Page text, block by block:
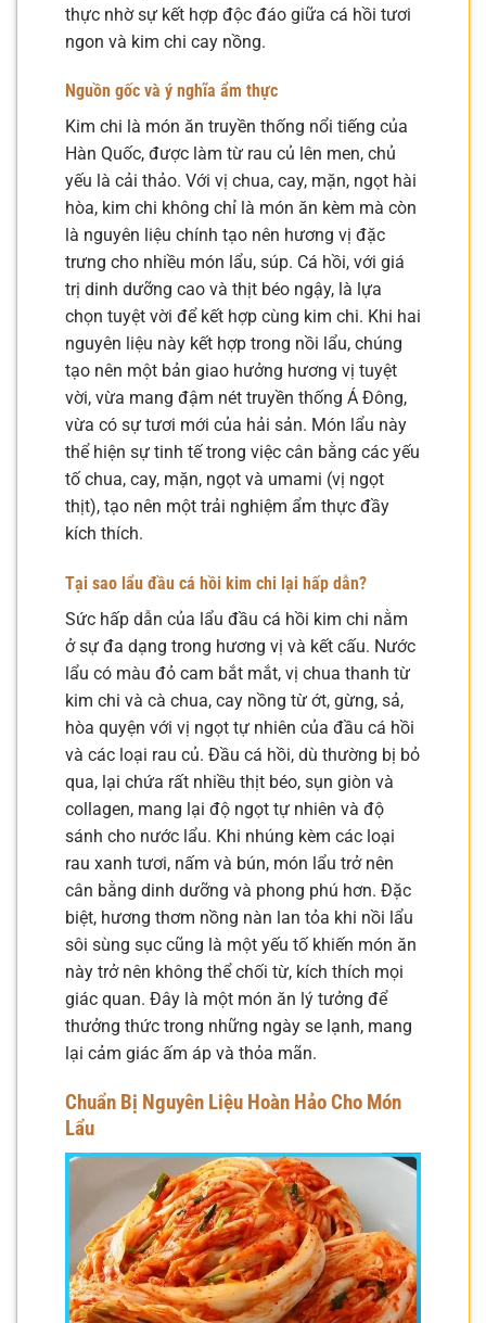
thực nhờ sự kết hợp độc đáo giữa cá hồi tươi
ngon và kim chi cay nồng.
Nguồn gốc và ý nghĩa ẩm thực
Kim chi là món ăn truyền thống nổi tiếng của
Hàn Quốc, được làm từ rau củ lên men, chủ
yếu là cải thảo. Với vị chua, cay, mặn, ngọt hài
hòa, kim chi không chỉ là món ăn kèm mà còn
là nguyên liệu chính tạo nên hương vị đặc
trưng cho nhiều món lẩu, súp. Cá hồi, với giá
trị dinh dưỡng cao và thịt béo ngậy, là lựa
chọn tuyệt vời để kết hợp cùng kim chi. Khi hai
nguyên liệu này kết hợp trong nồi lẩu, chúng
tạo nên một bản giao hưởng hương vị tuyệt
vời, vừa mang đậm nét truyền thống Á Đông,
vừa có sự tươi mới của hải sản. Món lẩu này
thể hiện sự tinh tế trong việc cân bằng các yếu
tố chua, cay, mặn, ngọt và umami (vị ngọt
thịt), tạo nên một trải nghiệm ẩm thực đầy
kích thích.
Tại sao lẩu đầu cá hồi kim chi lại hấp dẫn?
Sức hấp dẫn của lẩu đầu cá hồi kim chi nằm
ở sự đa dạng trong hương vị và kết cấu. Nước
lẩu có màu đỏ cam bắt mắt, vị chua thanh từ
kim chi và cà chua, cay nồng từ ớt, gừng, sả,
hòa quyện với vị ngọt tự nhiên của đầu cá hồi
và các loại rau củ. Đầu cá hồi, dù thường bị bỏ
qua, lại chứa rất nhiều thịt béo, sụn giòn và
collagen, mang lại độ ngọt tự nhiên và độ
sánh cho nước lẩu. Khi nhúng kèm các loại
rau xanh tươi, nấm và bún, món lẩu trở nên
cân bằng dinh dưỡng và phong phú hơn. Đặc
biệt, hương thơm nồng nàn lan tỏa khi nồi lẩu
sôi sùng sục cũng là một yếu tố khiến món ăn
này trở nên không thể chối từ, kích thích mọi
giác quan. Đây là một món ăn lý tưởng để
thưởng thức trong những ngày se lạnh, mang
lại cảm giác ấm áp và thỏa mãn.
Chuẩn Bị Nguyên Liệu Hoàn Hảo Cho Món
Lẩu